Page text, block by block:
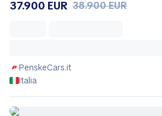
37.900 EUR 38.900 EUR
PenskeCars.it
Italia